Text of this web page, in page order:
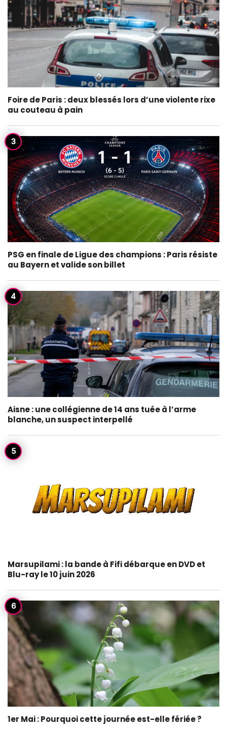
Foire de Paris : deux blessés lors d’une violente rixe
au couteau à pain
PSG en finale de Ligue des champions : Paris résiste
au Bayern et valide son billet
Aisne : une collégienne de 14 ans tuée à l’arme
blanche, un suspect interpellé
Marsupilami : la bande à Fifi débarque en DVD et
Blu-ray le 10 juin 2026
1er Mai : Pourquoi cette journée est-elle fériée ?